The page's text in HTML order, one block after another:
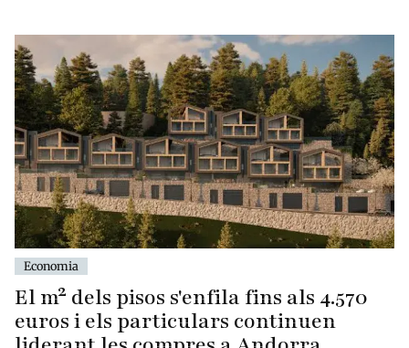
Economia
El m² dels pisos s'enfila fins als 4.570
euros i els particulars continuen